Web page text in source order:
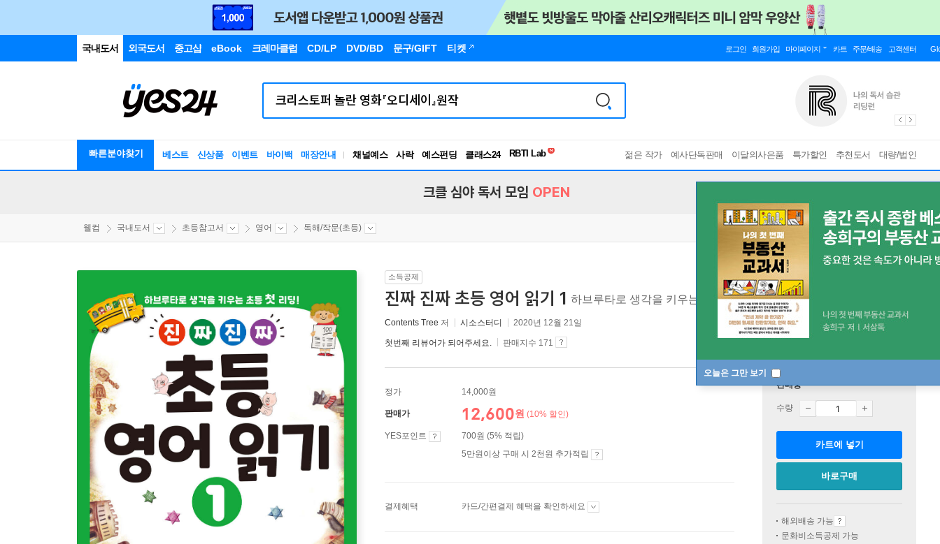
국내도서 외국도서 중고샵 eBook 크레마클럽 CD/LP DVD/BD 문구/GIFT 티켓 로그인 회원가입 마이페이지 카트 주문/배송 고객센터
빠른분야찾기 베스트 신상품 이벤트 바이백 매장안내 채널예스 사락 예스펀딩 클래스24
독서유형검사
젊은 작가 예사단독판매 이달의사은품 특가할인 추천도서 대량/법인
오늘은 그만 보기
크클 심야 독서 모임 OPEN
웰컴 국내도서 초등참고서 영어 독해/작문(초등)
소득공제
진짜 진짜 초등 영어 읽기 1 하브루타로 생각을 키우는 초등 첫 리딩[ 본책+하브루타 워크북 ]
Contents Tree 저 시소스터디 2020년 12월 21일
첫번째 리뷰어가 되어주세요. 판매지수 171
정가 14,000원
판매가 12,600원 (10% 할인)
YES포인트
700원 (5% 적립)
5만원이상 구매 시 2천원 추가적립
결제혜택 카드/간편결제 혜택을 확인하세요
판매중
수량
카트에 넣기
바로구매
해외배송 가능
문화비소득공제 가능